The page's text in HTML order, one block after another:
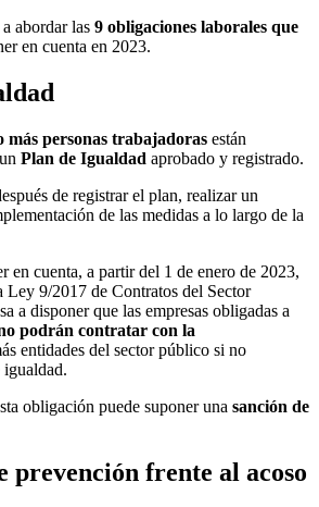
abordar las 9 obligaciones laborales que
en cuenta en 2023.
más personas trabajadoras están
Plan de Igualdad aprobado y registrado.
de registrar el plan, realizar un
de las medidas a lo largo de la
en cuenta, a partir del 1 de enero de 2023,
Ley 9/2017 de Contratos del Sector
a disponer que las empresas obligadas a
podrán contratar con la
entidades del sector público si no
igualdad.
obligación puede suponer una sanción de
prevención frente al acoso